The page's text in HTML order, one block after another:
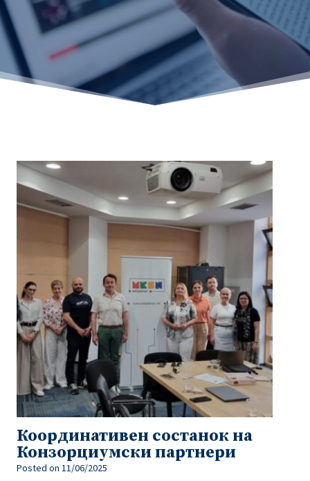
Координативен состанок на
Конзорциумски партнери
Posted on 11/06/2025